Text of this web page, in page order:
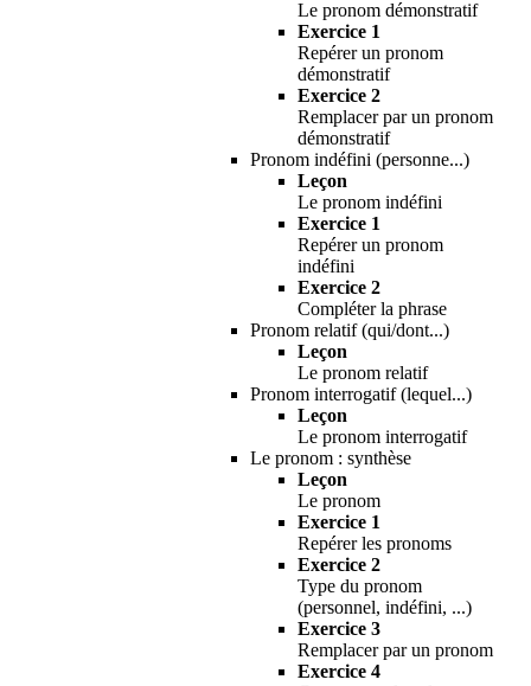
Le pronom démonstratif
Exercice 1
Repérer un pronom
démonstratif
Exercice 2
Remplacer par un pronom
démonstratif
Pronom indéfini (personne...)
Leçon
Le pronom indéfini
Exercice 1
Repérer un pronom
indéfini
Exercice 2
Compléter la phrase
Pronom relatif (qui/dont...)
Leçon
Le pronom relatif
Pronom interrogatif (lequel...)
Leçon
Le pronom interrogatif
Le pronom : synthèse
Leçon
Le pronom
Exercice 1
Repérer les pronoms
Exercice 2
Type du pronom
(personnel, indéfini, ...)
Exercice 3
Remplacer par un pronom
Exercice 4